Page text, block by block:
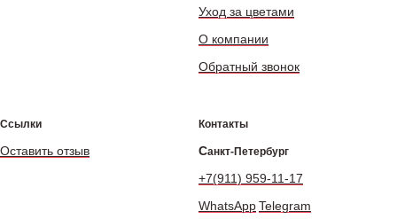
Уход за цветами
О компании
Обратный звонок
Ссылки
Оставить отзыв
Контакты
Санкт-Петербург
+7(911) 959-11-17
WhatsAppTelegram